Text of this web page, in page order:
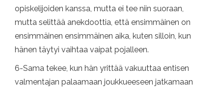
opiskelijoiden kanssa, mutta ei tee niin suoraan,
mutta selittää anekdoottia, että ensimmäinen on
ensimmäinen ensimmäinen aika, kuten silloin, kun
hänen täytyi vaihtaa vaipat pojalleen.
6-Sama tekee, kun hän yrittää vakuuttaa entisen
valmentajan palaamaan joukkueeseen jatkamaan